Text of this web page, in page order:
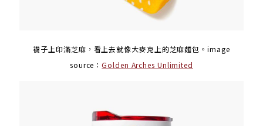
襪子上印滿芝麻，看上去就像大麥克上的芝麻麵包。image
source：Golden Arches Unlimited